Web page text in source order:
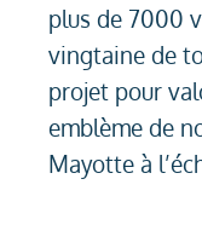
plus de 7000
vingtaine de
projet pour
emblème de
Mayotte à